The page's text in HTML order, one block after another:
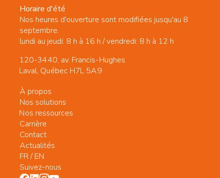
Horaire d'été
Nos heures d'ouverture sont modifiées jusqu'au 8
septembre.
lundi au jeudi: 8 h à 16 h / vendredi: 8 h à 12 h
120-3440, av. Francis-Hughes
Laval, Québec H7L 5A9
À propos
Nos solutions
Nos ressources
Carrière
Contact
Actualités
FR/EN
Suivez-nous